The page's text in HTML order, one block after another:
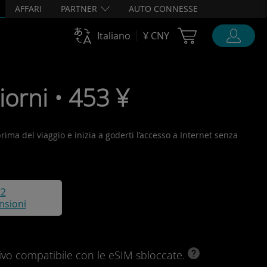
AFFARI PARTNER AUTO CONNESSE
Italiano ¥ CNY Cart Ubigi
• 453 ¥
del viaggio e inizia a goderti l’accesso a Internet senza
compatibile con le eSIM sbloccate.